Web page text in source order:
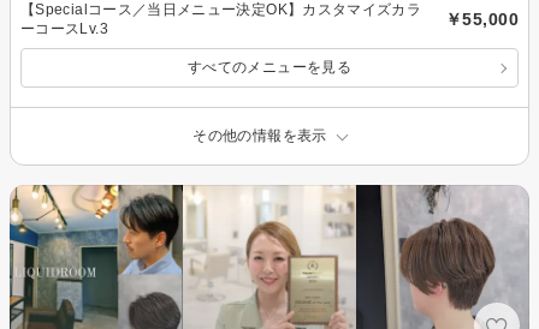
【Specialコース／当日メニュー決定OK】カスタマイズカラ
ーコースLv.3
￥55,000
すべてのメニューを見る
その他の情報を表示